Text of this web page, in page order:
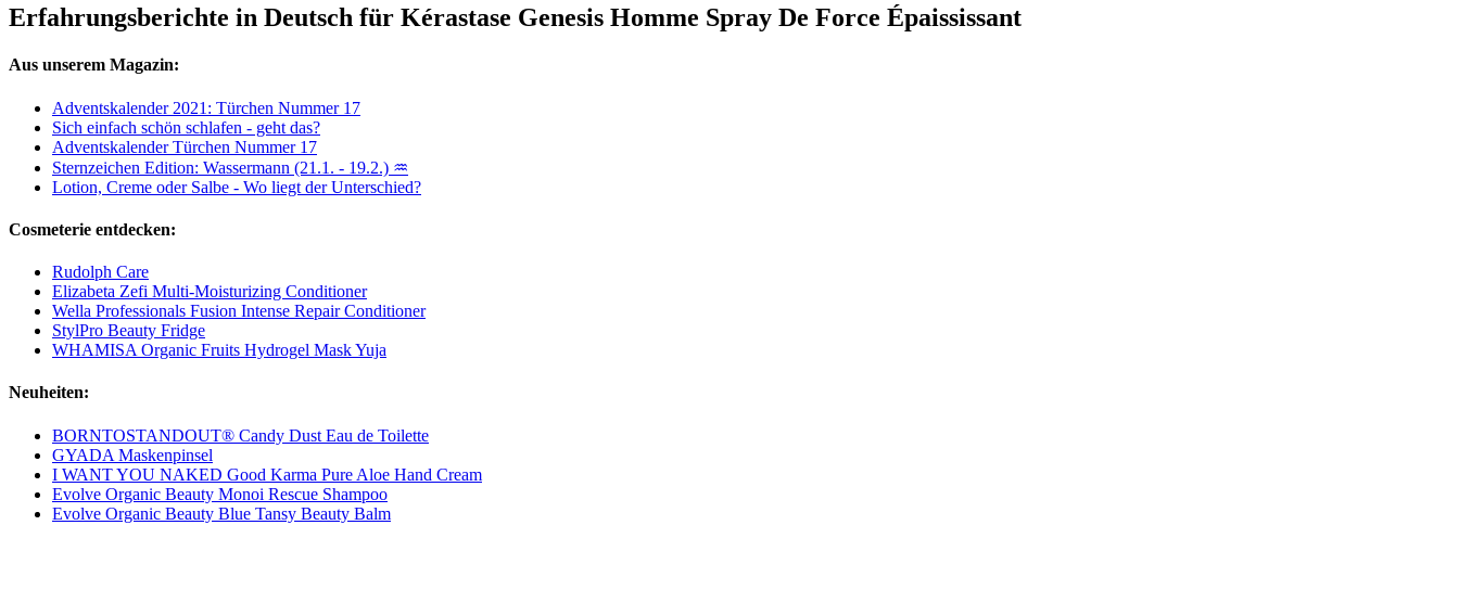
Erfahrungsberichte in Deutsch für Kérastase Genesis Homme Spray De Force Épaississant
Aus unserem Magazin:
Adventskalender 2021: Türchen Nummer 17
Sich einfach schön schlafen - geht das?
Adventskalender Türchen Nummer 17
Sternzeichen Edition: Wassermann (21.1. - 19.2.) ♒
Lotion, Creme oder Salbe - Wo liegt der Unterschied?
Cosmeterie entdecken:
Rudolph Care
Elizabeta Zefi Multi-Moisturizing Conditioner
Wella Professionals Fusion Intense Repair Conditioner
StylPro Beauty Fridge
WHAMISA Organic Fruits Hydrogel Mask Yuja
Neuheiten:
BORNTOSTANDOUT® Candy Dust Eau de Toilette
GYADA Maskenpinsel
I WANT YOU NAKED Good Karma Pure Aloe Hand Cream
Evolve Organic Beauty Monoi Rescue Shampoo
Evolve Organic Beauty Blue Tansy Beauty Balm